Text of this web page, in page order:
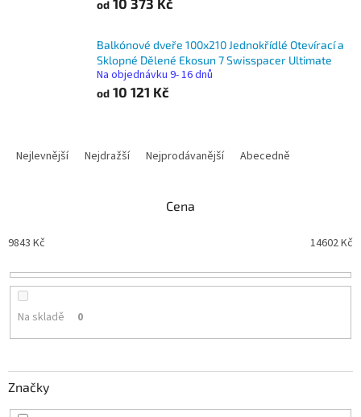
od 10 373 Kč
Balkónové dveře 100x210 Jednokřídlé Otevírací a
Sklopné Dělené Ekosun 7 Swisspacer Ultimate
Na objednávku 9- 16 dnů
od 10 121 Kč
p
o
ů
Nejlevnější Nejdražší Nejprodávanější Abecedně
Cena
9843 Kč 14602Kč
Na skladě 0
Značky